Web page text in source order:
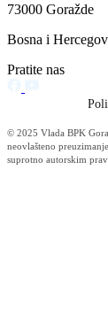
obrazovanju